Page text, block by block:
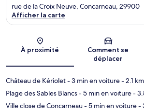
Carte
rue de la Croix Neuve, Concarneau, 29900
Afficher la carte
À proximité
Comment se
déplacer
Château de Kériolet- 3 min en voiture- 2.1 km
Plage des Sables Blancs- 5 min en voiture-
Ville close de Concarneau- 5 min en voiture-